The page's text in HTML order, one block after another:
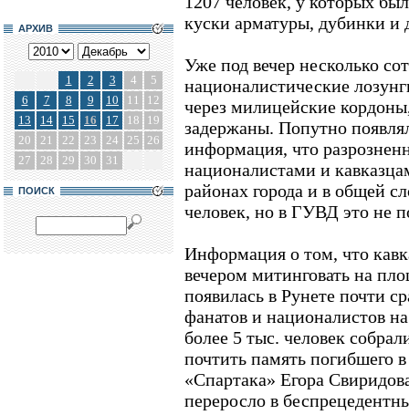
АРХИВ
1 2 3 4
5
6
7 8 9 10 11
12
13
14 15 16 17 18
19
20
21 22 23 24 25 26
27
28 29 30 31
ПОИСК
куски арматуры, дубинки и
Уже под вечер несколько
националистические
через милицейские
задержаны. Попутно
информация, что
националистами и
районах города и в общей
человек, но в ГУВД это не
Информация о том, что
вечером митинговать на
появилась в Рунете почти
фанатов и националистов
более 5 тыс. человек
почтить память погибшего
«Спартака» Егора
переросло в